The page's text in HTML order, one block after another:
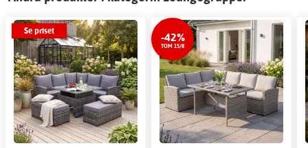
Se priset -42%
TOM 15/8